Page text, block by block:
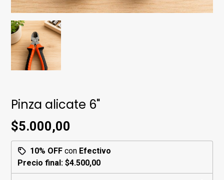
Pinza alicate 6"
$5.000,00
10% OFF con Efectivo
Precio final:$4.500,00